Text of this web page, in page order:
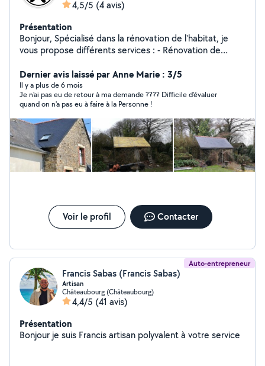
4,5/5 (4 avis)
Présentation
Bonjour, Spécialisé dans la rénovation de l'habitat, je
vous propose différents services : - Rénovation de
Dernier avis laissé par Anne Marie : 3/5
Il y a plus de 6 mois
Je n'ai pas eu de retour à ma demande ???? Difficile d'évaluer
quand on n'a pas eu à faire à la Personne !
Voir le profil Contacter
Auto-entrepreneur
Francis Sabas (Francis Sabas)
Artisan
Châteaubourg (Châteaubourg)
4,4/5 (41 avis)
Présentation
Bonjour je suis Francis artisan polyvalent à votre service